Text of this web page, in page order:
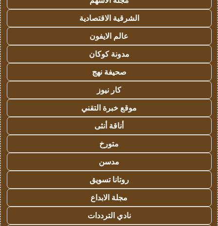
الشرقية الاقتصادية
عالم الايفون
مدونة كوكان
صحيفة نهج
كار نيوز
موقع خبرة التقني
أناقة أنثى
متورخ
مدسن
روتانا تسويق
مجلة الابداع
نادي الترددات